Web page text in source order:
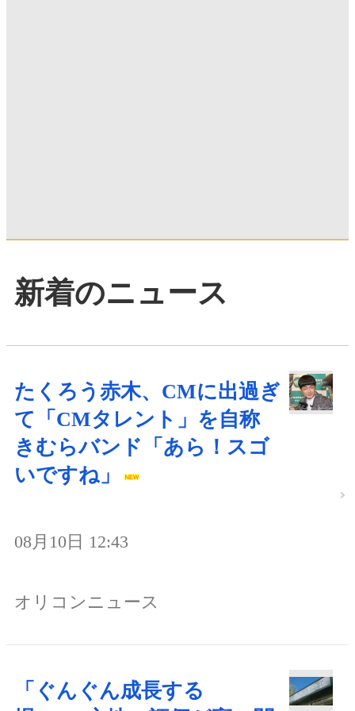
新着のニュース
たくろう赤木、CMに出過ぎ
て「CMタレント」を自称
きむらバンド「あら！スゴ
いですね」
08月10日 12:43
オリコンニュース
「ぐんぐん成長する